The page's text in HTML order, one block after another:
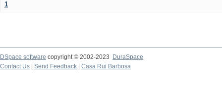
1
DSpace software copyright © 2002-2023
DuraSpace
Contact Us
Send Feedback Casa Rui Barbosa